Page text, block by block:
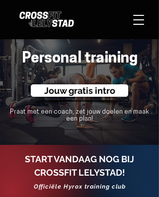
Personal training
Jouw gratis intro
Praat met een coach, zet jouw doelen en maak
een plan!
START VANDAAG NOG BIJ
CROSSFIT LELYSTAD!
Officiële Hyrox training club